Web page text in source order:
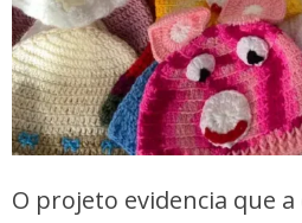
O projeto evidencia que